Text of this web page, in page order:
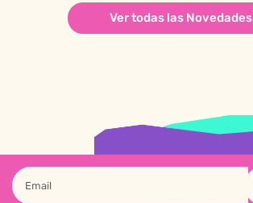
Ver todas las Novedades